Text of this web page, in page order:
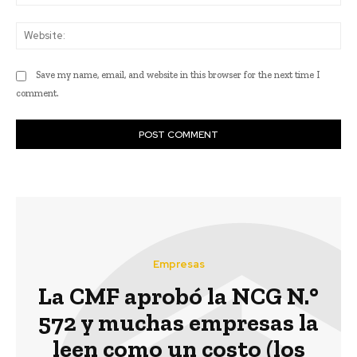
Save my name, email, and website in this browser for the next time I
comment.